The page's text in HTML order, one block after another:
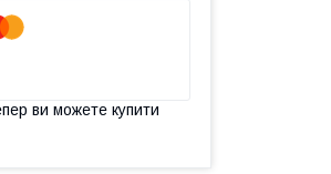
ви можете купити